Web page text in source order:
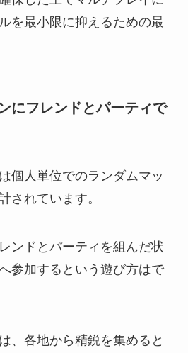
を最小限に抑えるための最
にフレンドとパーティで
個人単位でのランダムマッ
されています。
ンドとパーティを組んだ状
参加するという遊び方はで
、各地から精鋭を集めると